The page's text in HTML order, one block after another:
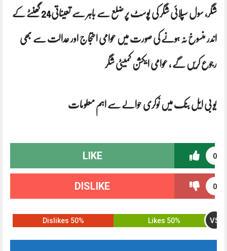
شگر، سول سپلائی شگر کی پوسٹ پر ضلع سے باہر سے تعیناتی24 گھنٹے کے
اندر منسوخ نہ ہونے کی صورت میں عوامی احتجاج اور عدالت سے بھی
رجوع کریں گے ، عوامی ایکشن کمیٹی شگر
یو بی ایل بنک میں نوکری حوالے سے اہم معلومات
0
LIKE
0
DISLIKE
50% Likes VS
50% Dislikes